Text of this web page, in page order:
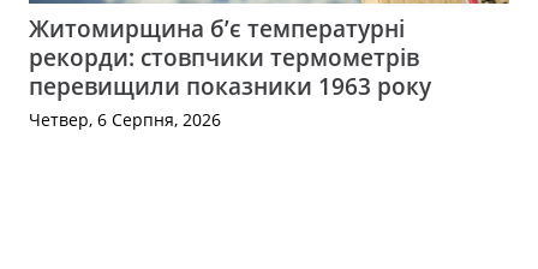
Житомирщина б’є температурні
рекорди: стовпчики термометрів
перевищили показники 1963 року
Четвер, 6 Серпня, 2026